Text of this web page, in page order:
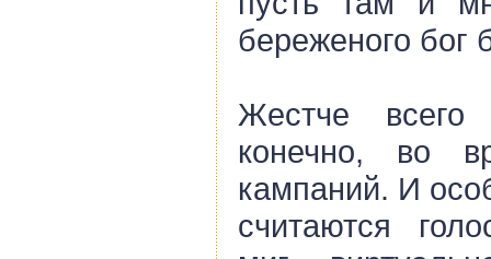
береженого бог
Жестче всего
конечно, во
кампаний. И
считаются